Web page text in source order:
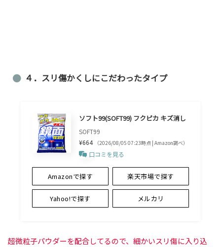
４．スリ傷かくしにこだわったタイプ
ソフト99(SOFT99) フクピカ キズ消し
SOFT99
¥664 （2026/08/05 07:23時点 | Amazon調べ）
口コミを見る
Amazonで探す 楽天市場で探す
Yahoo!で探す メルカリ
超微粒子パウダーを配合してるので、細かいスリ傷に入り込